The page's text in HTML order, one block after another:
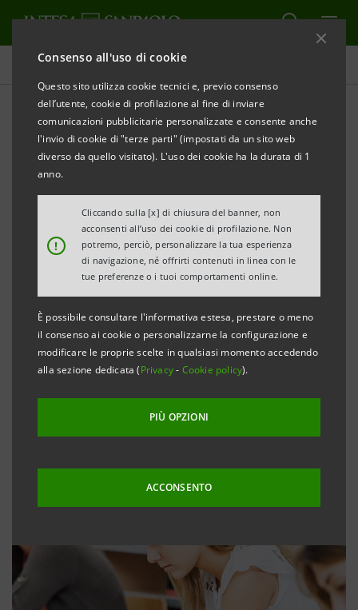
Consenso all'uso di cookie
Questo sito utilizza cookie tecnici e, previo consenso
dell’utente, cookie di profilazione al fine di inviare
comunicazioni pubblicitarie personalizzate e consente anche
l'invio di cookie di "terze parti" (impostati da un sito web
diverso da quello visitato). L'uso dei cookie ha la durata di 1
anno.
!
Cliccando sulla [x] di chiusura del banner, non
acconsenti all’uso dei cookie di profilazione. Non
potremo, perciò, personalizzare la tua esperienza
di navigazione, né offrirti contenuti in linea con le
tue preferenze o i tuoi comportamenti online.
È possibile consultare l'informativa estesa, prestare o meno
il consenso ai cookie o personalizzarne la configurazione e
modificare le proprie scelte in qualsiasi momento accedendo
alla sezione dedicata (Privacy- Cookie policy).
PIÙ OPZIONI
ACCONSENTO
Contenuti
STUDIARE E MIGLIORARMI
Generation4Universities:
strade concrete per entrare
nel mondo del lavoro